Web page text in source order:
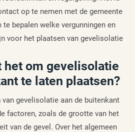
op te nemen met de gemeente
bepalen welke vergunningen en
voor het plaatsen van gevelisolatie
het om gevelisolatie
te laten plaatsen?
van gevelisolatie aan de buitenkant
factoren, zoals de grootte van het
van de gevel. Over het algemeen